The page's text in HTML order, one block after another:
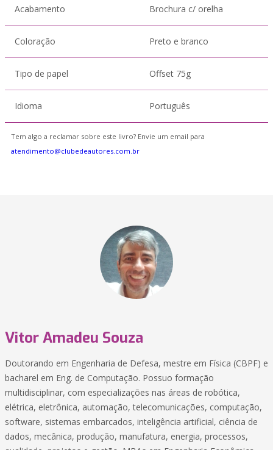
Acabamento Brochura c/ orelha
Coloração Preto e branco
Tipo de papel Offset 75g
Idioma Português
Tem algo a reclamar sobre este livro? Envie um email para
atendimento@clubedeautores.com.br
Vitor Amadeu Souza
Doutorando em Engenharia de Defesa, mestre em Física (CBPF) e
bacharel em Eng. de Computação. Possuo formação
multidisciplinar, com especializações nas áreas de robótica,
elétrica, eletrônica, automação, telecomunicações, computação,
software, sistemas embarcados, inteligência artificial, ciência de
dados, mecânica, produção, manufatura, energia, processos,